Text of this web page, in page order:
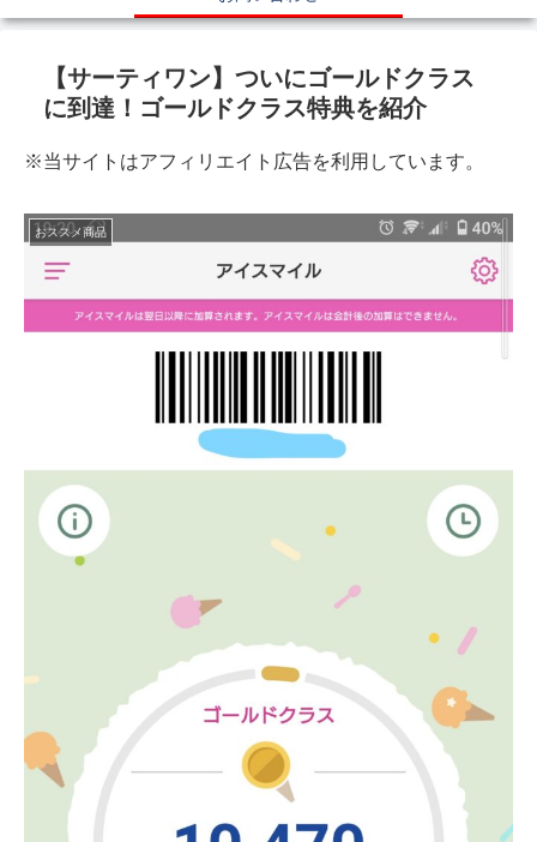
【サーティワン】ついにゴールドクラス
に到達！ゴールドクラス特典を紹介
※当サイトはアフィリエイト広告を利用しています。
おススメ商品